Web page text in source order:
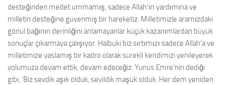
desteğinden medet ummamış, sadece Allah’ın yardımına ve
milletin desteğine güvenmiş bir hareketiz. Milletimizle aramızdaki
gönül bağının derinliğini anlamayanlar küçük kazanımlardan büyük
sonuçlar çıkarmaya çalışıyor. Halbuki biz sırtımızı sadece Allah’a ve
milletimize yaslamış bir kadro olarak sürekli kendimizi yenileyerek
yolumuza devam ettik, devam edeceğiz. Yunus Emre’nin dediği
gibi, ‘Biz sevdik aşık olduk, sevildik maşuk olduk. Her dem yeniden